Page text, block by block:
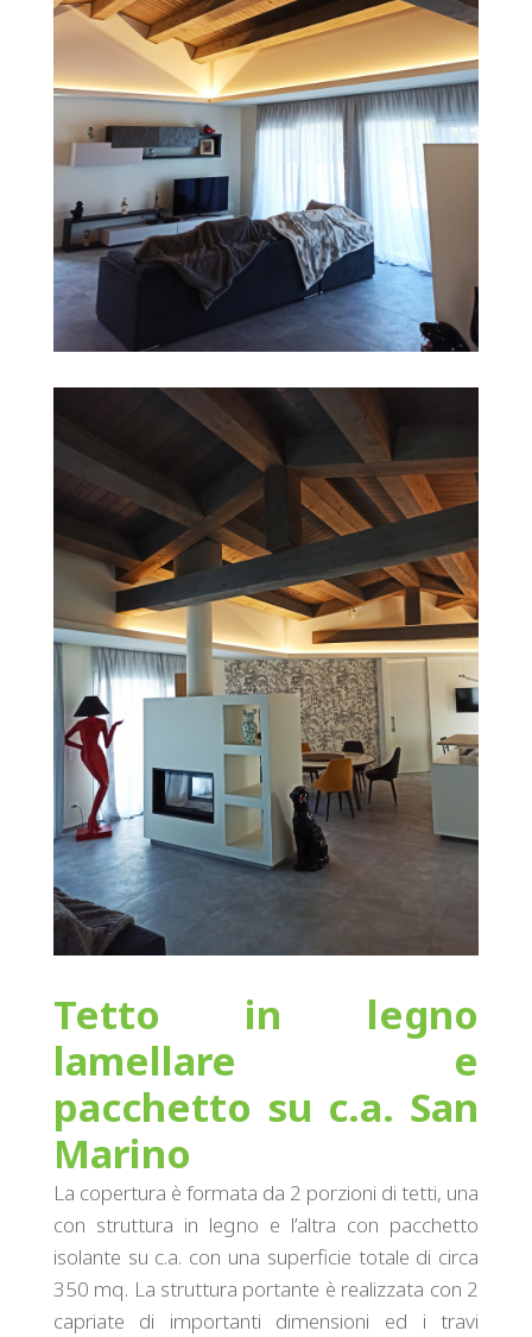
Tetto in legno
lamellare e
pacchetto su c.a. San
Marino
La copertura è formata da 2 porzioni di tetti, una
con struttura in legno e l’altra con pacchetto
isolante su c.a. con una superficie totale di circa
350 mq. La struttura portante è realizzata con 2
capriate di importanti dimensioni ed i travi